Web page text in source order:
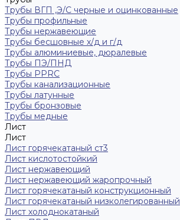
Трубы ВГП ,Э/С черные и оцинкованные
Трубы профильные
Трубы нержавеющие
Трубы бесшовные х/д и г/д
Трубы алюминиевые, дюралевые
Трубы ПЭ/ПНД
Трубы PPRC
Трубы канализационные
Трубы латунные
Трубы бронзовые
Трубы медные
Лист
Лист
Лист горячекатаный ст3
Лист кислотостойкий
Лист нержавеющий
Лист нержавеющий жаропрочный
Лист горячекатаный конструкционный
Лист горячекатаный низколегированный
Лист холоднокатаный